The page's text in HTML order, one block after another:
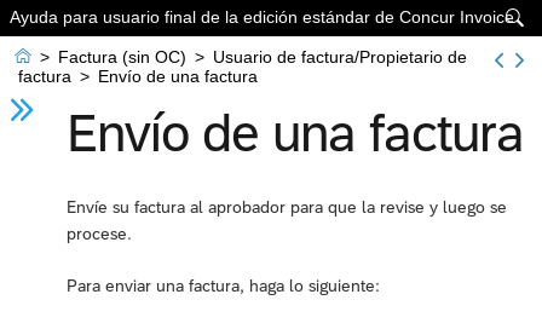

Ayuda para usuario final de la edición estándar de Concur Invoice
 > Factura (sin OC) > Usuario de factura/Propietario de
factura > Envío de una factura
Envío de una factura
Envíe su factura al aprobador para que la revise y luego se
procese.
Para enviar una factura, haga lo siguiente: